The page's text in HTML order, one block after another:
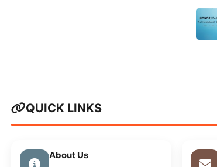
QUICK LINKS
About Us